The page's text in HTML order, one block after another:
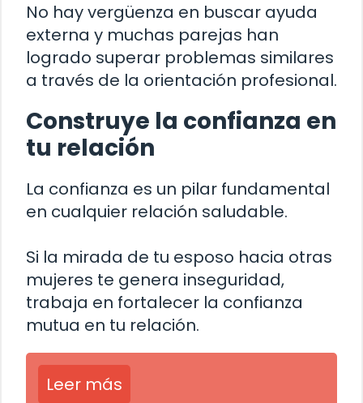
No hay vergüenza en buscar ayuda
externa y muchas parejas han
logrado superar problemas similares
a través de la orientación profesional.
Construye la confianza en
tu relación
La confianza es un pilar fundamental
en cualquier relación saludable.
Si la mirada de tu esposo hacia otras
mujeres te genera inseguridad,
trabaja en fortalecer la confianza
mutua en tu relación.
Leer más